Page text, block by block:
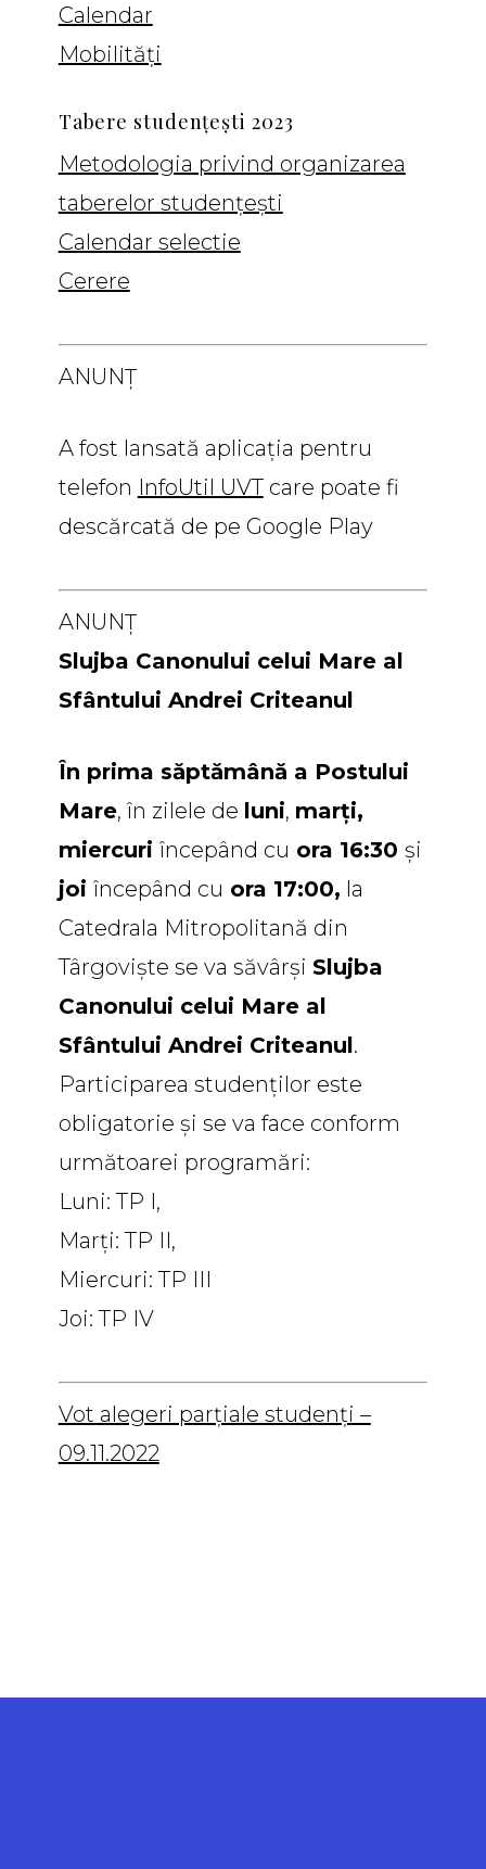
Calendar
Mobilități
Tabere studențești 2023
Metodologia privind organizarea
taberelor studențești
Calendar selectie
Cerere
ANUNȚ
A fost lansată aplicația pentru
telefon InfoUtil UVTcare poate fi
descărcată de pe Google Play
ANUNŢ
Slujba Canonului celui Mare al
Sfântului Andrei Criteanul
În prima săptămână a Postului
Mare, în zilele de luni, marţi,
miercuri începând cu ora 16:30 şi
joi începând cu ora 17:00, la
Catedrala Mitropolitană din
Târgovişte se va săvârşi Slujba
Canonului celui Mare al
Sfântului Andrei Criteanul.
Participarea studenților este
obligatorie și se va face conform
următoarei programări:
Luni: TP I,
Marți: TP II,
Miercuri: TP III
Joi: TP IV
Vot alegeri parțiale studenți –
09.11.2022